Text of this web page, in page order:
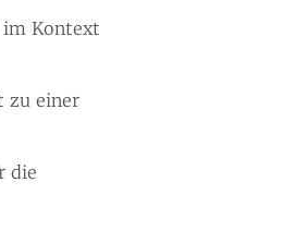
im Kontext
zu einer
die